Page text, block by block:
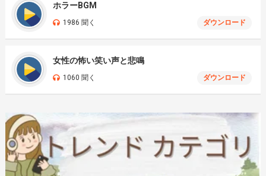
ホラーBGM
1986 聞く ダウンロード
女性の怖い笑い声と悲鳴
1060 聞く ダウンロード